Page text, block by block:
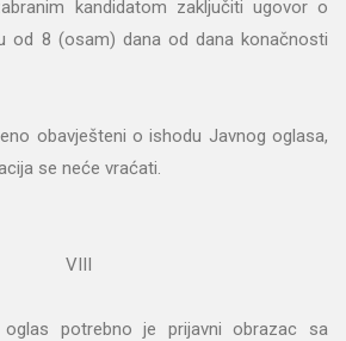
kandidatom zaključiti ugovor o
od 8 (osam) dana od dana konačnosti
obavješteni o ishodu Javnog oglasa,
se neće vraćati.
VIII
potrebno je prijavni obrazac sa